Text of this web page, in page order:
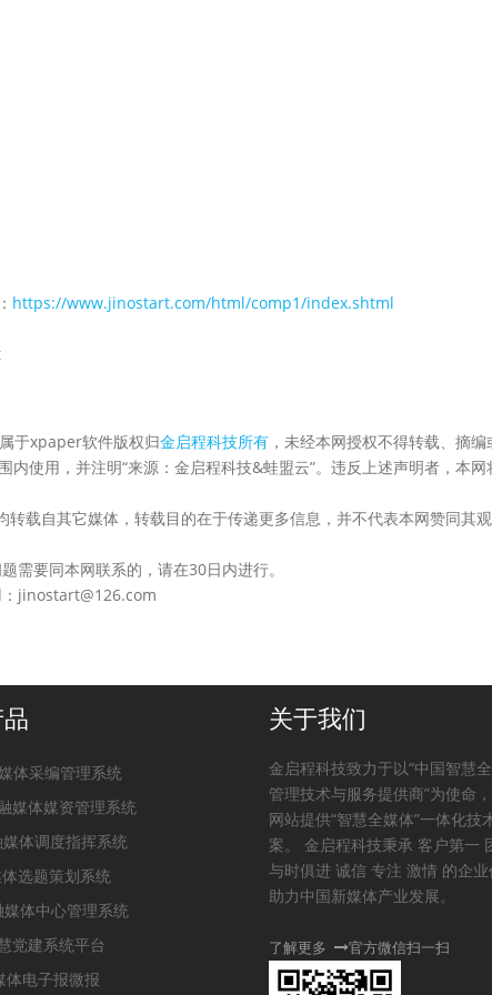
https://www.jinostart.com/html/comp1/index.shtml
于xpaper软件版权归金启程科技所有 ，未经本网授权不得转载、摘
使用，并注明“来源：金启程科技&蛙盟云”。违反上述声明者，本网
载自其它媒体，转载目的在于传递更多信息，并不代表本网赞同其
要同本网联系的，请在30日内进行。
jinostart@126.com
体采编管理系统
媒体媒资管理系统
体调度指挥系统
选题策划系统
体中心管理系统
党建系统平台
体电子报微报
关于我们
金启程科技致力于以“中国智慧
管理技术与服务提供商”为使命
网站提供“智慧全媒体”一体化技
案。 金启程科技秉承 客户第一
与时俱进 诚信 专注 激情 的企业
助力中国新媒体产业发展。
了解更多 官方微信扫一扫